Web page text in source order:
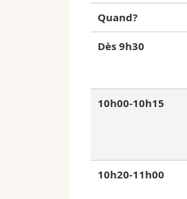
Quand?
Dès 9h30
10h00-10h15
10h20-11h00